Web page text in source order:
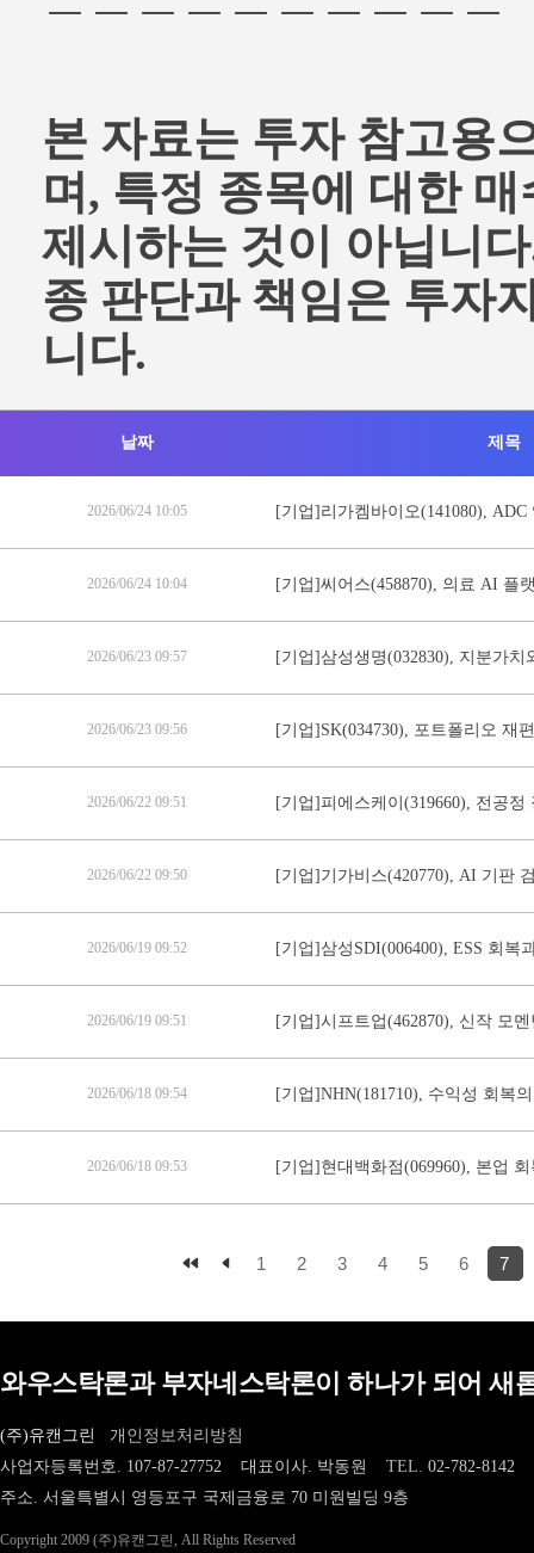
본 자료는 투자 참고용
며, 특정 종목에 대한 매
제시하는 것이 아닙니
종 판단과 책임은 투자
니다.
날짜 제목
2026/06/24 10:05 [기업]리가켐바이오(141080),
2026/06/24 10:04 [기업]씨어스(458870), 의료 AI 플
2026/06/23 09:57 [기업]삼성생명(032830), 지분가치
2026/06/23 09:56 [기업]SK(034730), 포트폴리오 재
2026/06/22 09:51 [기업]피에스케이(319660), 전공정
2026/06/22 09:50 [기업]기가비스(420770), AI 기판
2026/06/19 09:52 [기업]삼성SDI(006400), ESS 회복
2026/06/19 09:51 [기업]시프트업(462870), 신작 모
2026/06/18 09:54 [기업]NHN(181710), 수익성 회복
2026/06/18 09:53 [기업]현대백화점(069960), 본업
1 2 3 4 5 6 7
와우스탁론과 부자네스탁론이 하나가 되어 새
(주)유캔그린
개인정보처리방침
사업자등록번호. 107-87-27752 대표이사. 박동원 TEL. 02-782-8142
주소. 서울특별시 영등포구 국제금융로 70 미원빌딩 9층
Copyright 2009 (주)유캔그린, All Rights Reserved